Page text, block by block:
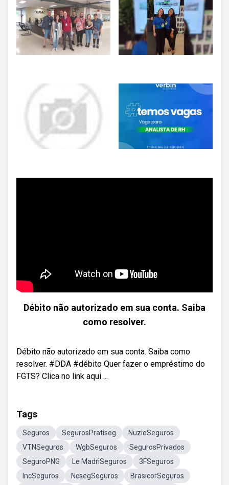
Débito não autorizado em sua conta. Saiba
como resolver.
Débito não autorizado em sua conta. Saiba como
resolver. #DDA #débito Quer fazer o empréstimo do
FGTS? Clica no link aqui ...
Tags
Seguros SegurosPratiseg
NuzieSeguros
VTNSeguros
WgbSeguros
SegurosPrivados
SeguroPNG
Le MadriSeguros
3FSeguros
IncSeguros
NcsegSeguros BrasicorSeguros